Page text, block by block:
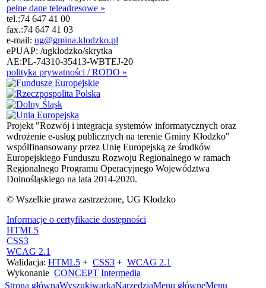
pełne dane teleadresowe »
tel.:74 647 41 00
fax.:74 647 41 03
e-mail: ug@gmina.klodzko.pl
ePUAP: /ugklodzko/skrytka
AE:PL-74310-35413-WBTEJ-20
polityka prywatności / RODO »
Projekt "Rozwój i integracja systemów informatycznych oraz
wdrożenie e-usług publicznych na terenie Gminy Kłodzko"
współfinansowany przez Unię Europejską ze środków
Europejskiego Funduszu Rozwoju Regionalnego w ramach
Regionalnego Programu Operacyjnego Województwa
Dolnośląskiego na lata 2014-2020.
© Wszelkie prawa zastrzeżone, UG Kłodzko
Informacje o certyfikacie dostępności
HTML5
CSS3
WCAG 2.1
Walidacja: HTML5 + CSS3 + WCAG 2.1
Wykonanie CONCEPT Intermedia
Strona głównaWyszukiwarkaNarzędziaMenu główneMenu